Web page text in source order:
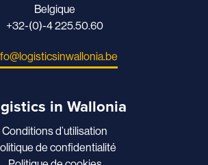
Belgique
+32-(0)-4 225.50.60
in Wallonia
Conditions d’utilisation
de confidentialité